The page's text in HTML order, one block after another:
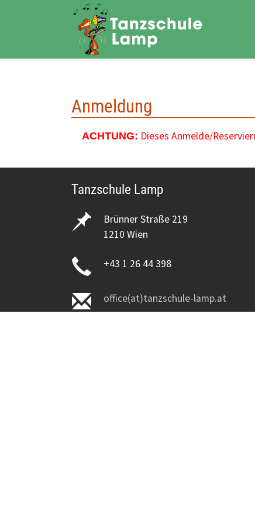
Anmeldung
ACHTUNG: Dieses Anmelde/
Tanzschule Lamp
Brünner Straße 219
1210 Wien
+43 1 26 44 398
office(at)tanzschule-lamp.at